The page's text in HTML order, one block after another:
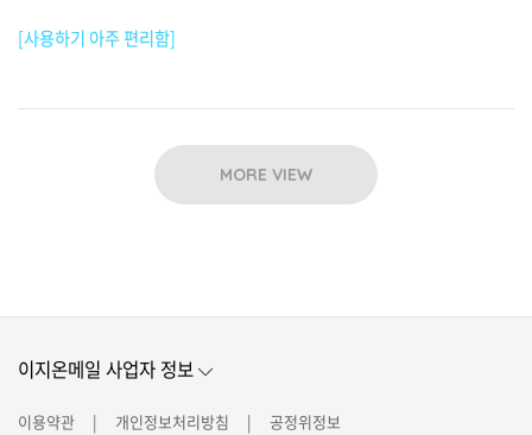
[사용하기 아주 편리함]
MORE VIEW
이지온메일 사업자 정보
이용약관 개인정보처리방침 공정위정보